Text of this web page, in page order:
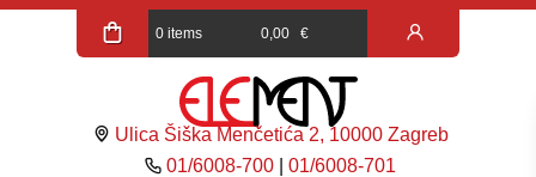
0 items 0,00 €
Ulica Šiška Menčetića 2, 10000 Zagreb
01/6008-700 |01/6008-701